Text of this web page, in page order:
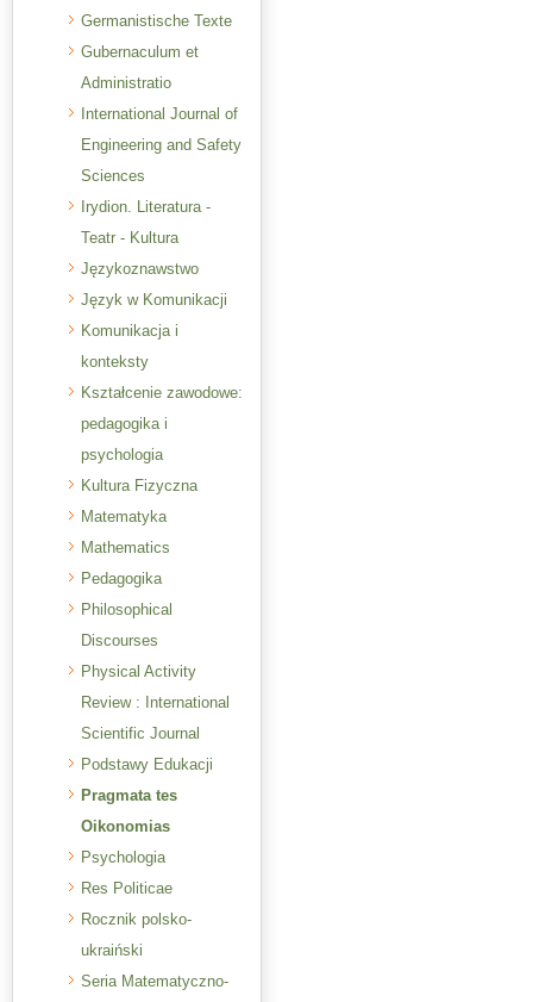
Germanistische Texte
Gubernaculum et
Administratio
International Journal of
Engineering and Safety
Sciences
Irydion. Literatura -
Teatr - Kultura
Językoznawstwo
Język w Komunikacji
Komunikacja i
konteksty
Kształcenie zawodowe:
pedagogika i
psychologia
Kultura Fizyczna
Matematyka
Mathematics
Pedagogika
Philosophical
Discourses
Physical Activity
Review : International
Scientific Journal
Podstawy Edukacji
Pragmata tes
Oikonomias
Psychologia
Res Politicae
Rocznik polsko-
ukraiński
Seria Matematyczno-